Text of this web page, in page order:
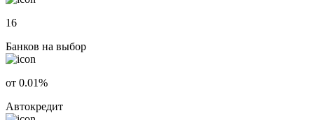
16
Банков на выбор
от 0.01%
Автокредит